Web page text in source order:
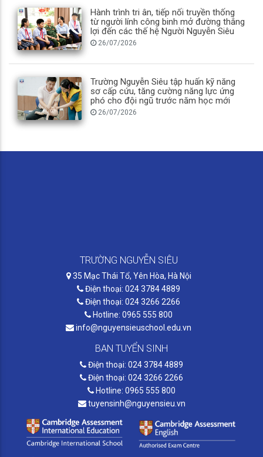
Hành trình tri ân, tiếp nối truyền thống
từ người lính công binh mở đường thắng
lợi đến các thế hệ Người Nguyễn Siêu
26/07/2026
Trường Nguyễn Siêu tập huấn kỹ năng
sơ cấp cứu, tăng cường năng lực ứng
phó cho đội ngũ trước năm học mới
26/07/2026
TRƯỜNG NGUYỄN SIÊU
35 Mạc Thái Tổ, Yên Hòa, Hà Nội
Điện thoại: 024 3784 4889
Điện thoại: 024 3266 2266
Hotline: 0965 555 800
info@nguyensieuschool.edu.vn
BAN TUYỂN SINH
Điện thoại: 024 3784 4889
Điện thoại: 024 3266 2266
Hotline: 0965 555 800
tuyensinh@nguyensieu.vn